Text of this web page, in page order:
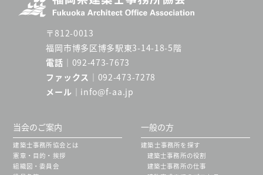
〒812-0013
福岡市博多区博多駅東3-14-18-5階
電話
092-473-7673
ファックス
092-473-7278
メール
info@f-aa.jp
当会のご案内
建築士事務所協会とは
憲章・目的・挨拶
組織図・委員会
一般の方
建築士事務所を探す
建築士事務所の役割
建築士事務所の仕事